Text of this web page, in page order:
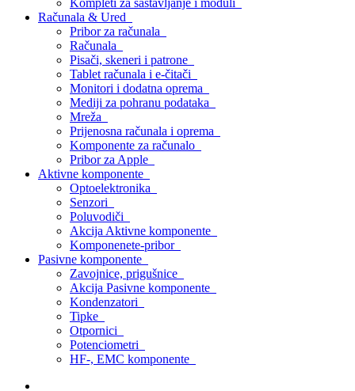
Kompleti za sastavljanje i moduli
Računala & Ured
Pribor za računala
Računala
Pisači, skeneri i patrone
Tablet računala i e-čitači
Monitori i dodatna oprema
Mediji za pohranu podataka
Mreža
Prijenosna računala i oprema
Komponente za računalo
Pribor za Apple
Aktivne komponente
Optoelektronika
Senzori
Poluvodiči
Akcija Aktivne komponente
Komponenete-pribor
Pasivne komponente
Zavojnice, prigušnice
Akcija Pasivne komponente
Kondenzatori
Tipke
Otpornici
Potenciometri
HF-, EMC komponente